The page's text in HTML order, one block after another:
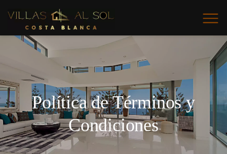
Política de Términos y
Condiciones